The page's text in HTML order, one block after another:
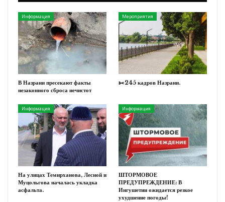
Информация
В Назрани пресекают факты
незаконного сброса нечистот
Мероприятия
✂️245 кадров Назрани.
Информация
На улицах Темирханова, Лесной и
Муцольгова началась укладка
асфальта.
Информация
ШТОРМОВОЕ
ПРЕДУПРЕЖДЕНИЕ: В
Ингушетии ожидается резкое
ухудшение погоды!